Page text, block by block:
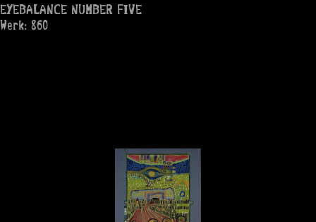
EYEBALANCE NUMBER FIVE
Werk: 860